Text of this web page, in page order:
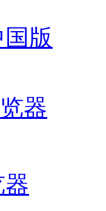
版
器